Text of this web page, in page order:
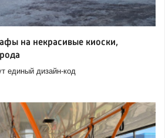
на некрасивые киоски,
единый дизайн-код